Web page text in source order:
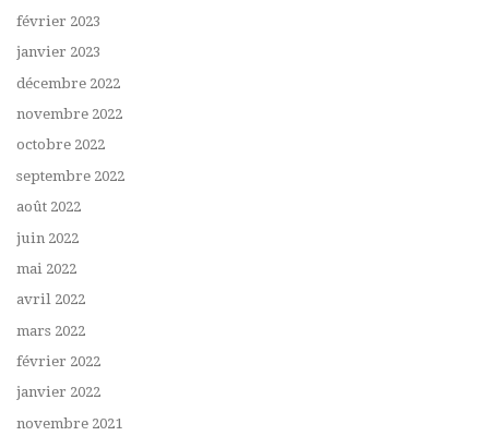
février 2023
janvier 2023
décembre 2022
novembre 2022
octobre 2022
septembre 2022
août 2022
juin 2022
mai 2022
avril 2022
mars 2022
février 2022
janvier 2022
novembre 2021